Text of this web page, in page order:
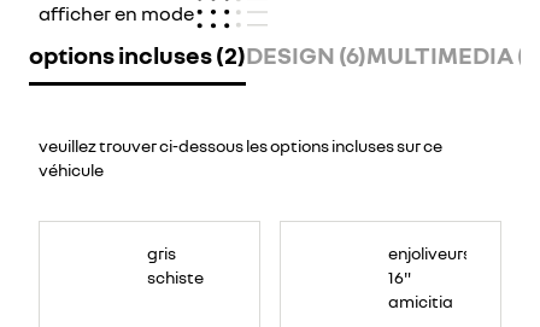
afficher en mode
options incluses (2)DESIGN (6)MULTIMEDIA
veuillez trouver ci-dessous les options incluses sur ce
véhicule
gris
schiste
enjoliveurs
16"
amicitia